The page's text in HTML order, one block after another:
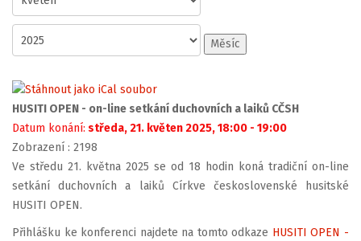
Měsíc
HUSITI OPEN - on-line setkání duchovních a laiků CČSH
Datum konání: středa, 21. květen 2025, 18:00 - 19:00
Zobrazení : 2198
Ve středu 21. května 2025 se od 18 hodin koná tradiční on-line
setkání duchovních a laiků Církve československé husitské
HUSITI OPEN.
Přihlášku ke konferenci najdete na tomto odkaze HUSITI OPEN -